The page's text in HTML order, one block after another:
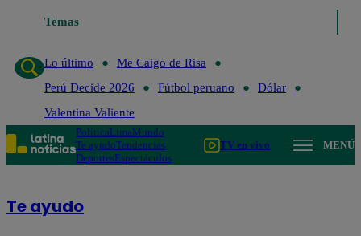
Temas
Lo último
Lo último
Me Caigo de Risa
Perú Decide 2026
Fútbol peruano
Dólar
Valentina Valiente
PolíticaLimaMundo
Te ayudoTendencias
DeportesEspectáculos
TV en vivo MENÚ
Te ayudo